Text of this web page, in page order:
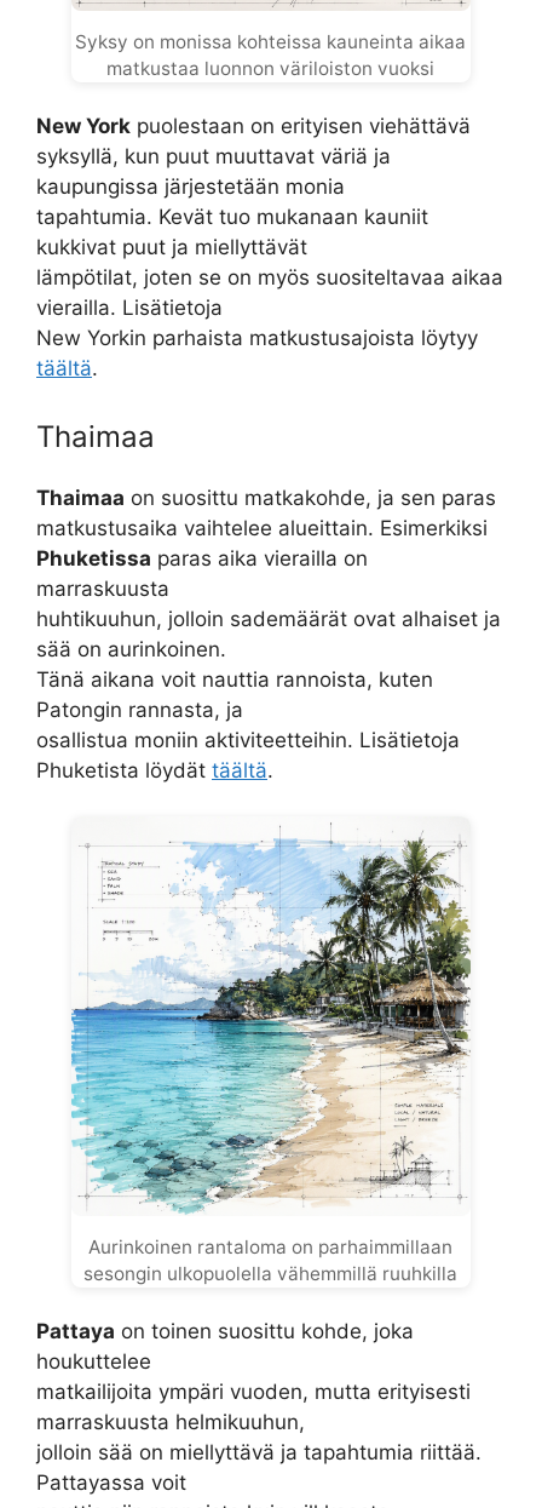
Syksy on monissa kohteissa kauneinta aikaa
matkustaa luonnon väriloiston vuoksi
New York puolestaan on erityisen viehättävä
syksyllä, kun puut muuttavat väriä ja
kaupungissa järjestetään monia
tapahtumia. Kevät tuo mukanaan kauniit
kukkivat puut ja miellyttävät
lämpötilat, joten se on myös suositeltavaa aikaa
vierailla. Lisätietoja
New Yorkin parhaista matkustusajoista löytyy
täältä.
Thaimaa
Thaimaa on suosittu matkakohde, ja sen paras
matkustusaika vaihtelee alueittain. Esimerkiksi
Phuketissa paras aika vierailla on
marraskuusta
huhtikuuhun, jolloin sademäärät ovat alhaiset ja
sää on aurinkoinen.
Tänä aikana voit nauttia rannoista, kuten
Patongin rannasta, ja
osallistua moniin aktiviteetteihin. Lisätietoja
Phuketista löydät täältä.
Aurinkoinen rantaloma on parhaimmillaan
sesongin ulkopuolella vähemmillä ruuhkilla
Pattaya on toinen suosittu kohde, joka
houkuttelee
matkailijoita ympäri vuoden, mutta erityisesti
marraskuusta helmikuuhun,
jolloin sää on miellyttävä ja tapahtumia riittää.
Pattayassa voit